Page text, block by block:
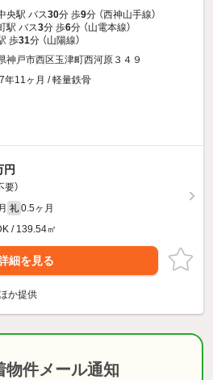
央駅 バス30分 歩9分 （西神山手線）
駅 バス3分 歩6分 （山電本線）
歩31分 （山陽線）
神戸市西区玉津町西河原３４９
年11ヶ月 / 軽量鉄骨
円
要）
礼 0.5ヶ月
/ 139.54㎡
細を見る
か提供
物件メール通知